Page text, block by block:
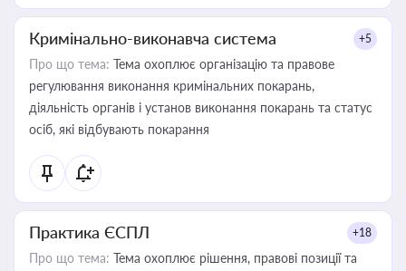
Кримінально-виконавча система +5
Про що тема: Тема охоплює організацію та правове
регулювання виконання кримінальних покарань,
діяльність органів і установ виконання покарань та статус
осіб, які відбувають покарання
Практика ЄСПЛ +18
Про що тема: Тема охоплює рішення, правові позиції та